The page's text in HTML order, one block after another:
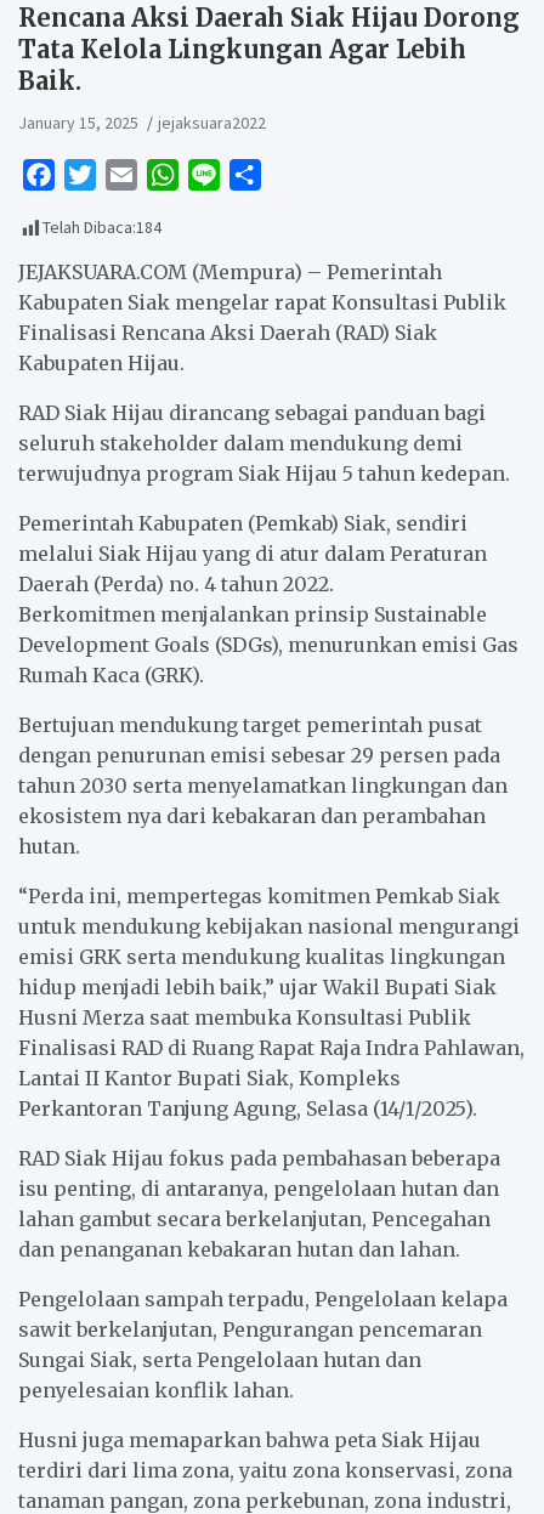
Rencana Aksi Daerah Siak Hijau Dorong
Tata Kelola Lingkungan Agar Lebih
Baik.
January 15, 2025 jejaksuara2022
c
e
b
o
o
i
t
t
e
r
a
i
l
W
t
s
A
p
e
r
e
Telah Dibaca:184
JEJAKSUARA.COM (Mempura) – Pemerintah
Kabupaten Siak mengelar rapat Konsultasi Publik
Finalisasi Rencana Aksi Daerah (RAD) Siak
Kabupaten Hijau.
RAD Siak Hijau dirancang sebagai panduan bagi
seluruh stakeholder dalam mendukung demi
terwujudnya program Siak Hijau 5 tahun kedepan.
Pemerintah Kabupaten (Pemkab) Siak, sendiri
melalui Siak Hijau yang di atur dalam Peraturan
Daerah (Perda) no. 4 tahun 2022.
Berkomitmen menjalankan prinsip Sustainable
Development Goals (SDGs), menurunkan emisi Gas
Rumah Kaca (GRK).
Bertujuan mendukung target pemerintah pusat
dengan penurunan emisi sebesar 29 persen pada
tahun 2030 serta menyelamatkan lingkungan dan
ekosistem nya dari kebakaran dan perambahan
hutan.
“Perda ini, mempertegas komitmen Pemkab Siak
untuk mendukung kebijakan nasional mengurangi
emisi GRK serta mendukung kualitas lingkungan
hidup menjadi lebih baik,” ujar Wakil Bupati Siak
Husni Merza saat membuka Konsultasi Publik
Finalisasi RAD di Ruang Rapat Raja Indra Pahlawan,
Lantai II Kantor Bupati Siak, Kompleks
Perkantoran Tanjung Agung, Selasa (14/1/2025).
RAD Siak Hijau fokus pada pembahasan beberapa
isu penting, di antaranya, pengelolaan hutan dan
lahan gambut secara berkelanjutan, Pencegahan
dan penanganan kebakaran hutan dan lahan.
Pengelolaan sampah terpadu, Pengelolaan kelapa
sawit berkelanjutan, Pengurangan pencemaran
Sungai Siak, serta Pengelolaan hutan dan
penyelesaian konflik lahan.
Husni juga memaparkan bahwa peta Siak Hijau
terdiri dari lima zona, yaitu zona konservasi, zona
tanaman pangan, zona perkebunan, zona industri,